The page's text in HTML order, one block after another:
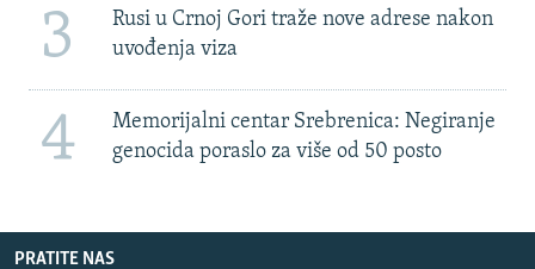
3
Rusi u Crnoj Gori traže nove adrese nakon
uvođenja viza
4
Memorijalni centar Srebrenica: Negiranje
genocida poraslo za više od 50 posto
PRATITE NAS